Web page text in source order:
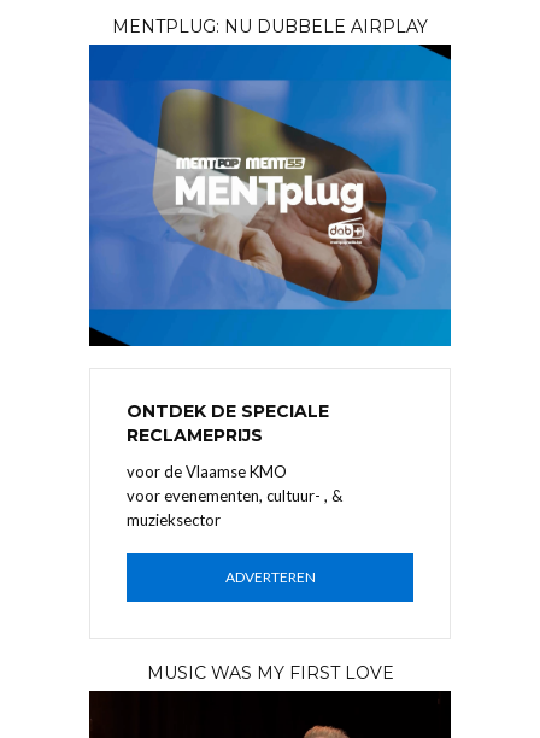
MENTPLUG: NU DUBBELE AIRPLAY
ONTDEK DE SPECIALE
RECLAMEPRIJS
voor de Vlaamse KMO
voor evenementen, cultuur- , &
muzieksector
ADVERTEREN
MUSIC WAS MY FIRST LOVE